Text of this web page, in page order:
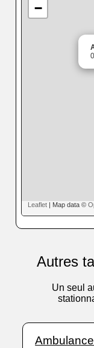
−
Leaflet | Map data ©
Autres
Un seul